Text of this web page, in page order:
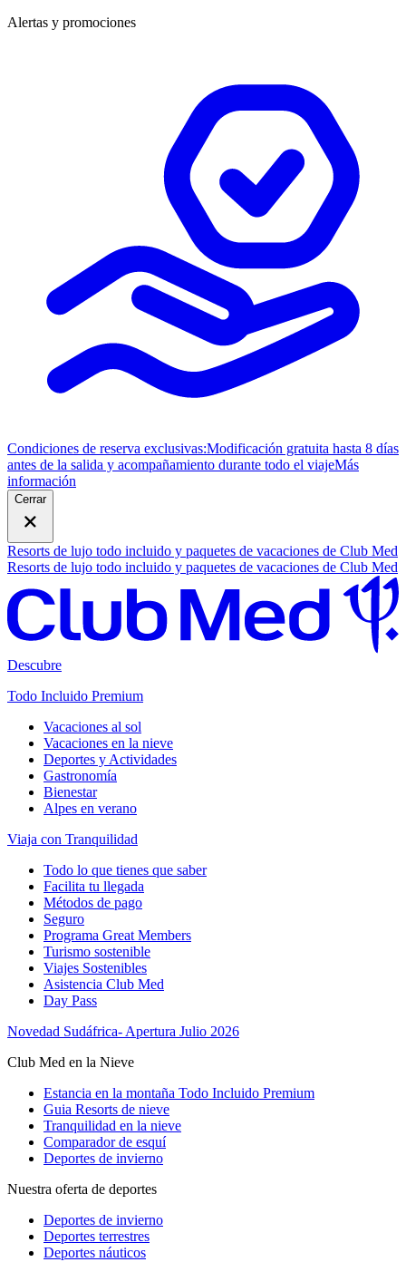
Alertas y promociones
Condiciones de reserva exclusivas:Modificación gratuita hasta 8 días
antes de la salida y acompañamiento durante todo el viajeMás
información
Cerrar
Resorts de lujo todo incluido y paquetes de vacaciones de Club Med
Resorts de lujo todo incluido y paquetes de vacaciones de Club Med
Descubre
Todo Incluido Premium
Vacaciones al sol
Vacaciones en la nieve
Deportes y Actividades
Gastronomía
Bienestar
Alpes en verano
Viaja con Tranquilidad
Todo lo que tienes que saber
Facilita tu llegada
Métodos de pago
Seguro
Programa Great Members
Turismo sostenible
Viajes Sostenibles
Asistencia Club Med
Day Pass
Novedad Sudáfrica- Apertura Julio 2026
Club Med en la Nieve
Estancia en la montaña Todo Incluido Premium
Guia Resorts de nieve
Tranquilidad en la nieve
Comparador de esquí
Deportes de invierno
Nuestra oferta de deportes
Deportes de invierno
Deportes terrestres
Deportes náuticos